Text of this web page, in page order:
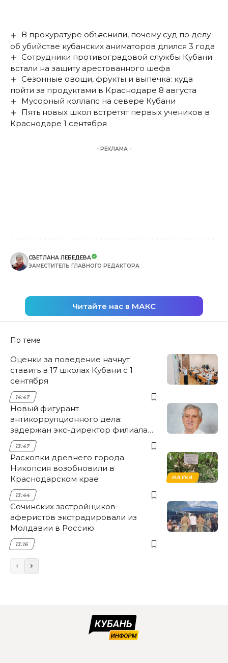
В прокуратуре объяснили, почему суд по делу
об убийстве кубанских аниматоров длился 3 года
Сотрудники противоградовой службы Кубани
встали на защиту арестованного шефа
Сезонные овощи, фрукты и выпечка: куда
пойти за продуктами в Краснодаре 8 августа
Мусорный коллапс на севере Кубани
Пять новых школ встретят первых учеников в
Краснодаре 1 сентября
- РЕКЛАМА -
СВЕТЛАНА ЛЕБЕДЕВА
ЗАМЕСТИТЕЛЬ ГЛАВНОГО РЕДАКТОРА
Читайте нас в МАКС
По теме
Оценки за поведение начнут
ставить в 17 школах Кубани с 1
сентября
14:47
Новый фигурант
антикоррупционного дела:
задержан экс-директор филиала
НЭСК Крымска
13:47
НАУКА
Раскопки древнего города
Никопсия возобновили в
Краснодарском крае
13:44
Сочинских застройщиков-
аферистов экстрадировали из
Молдавии в Россию
13:16